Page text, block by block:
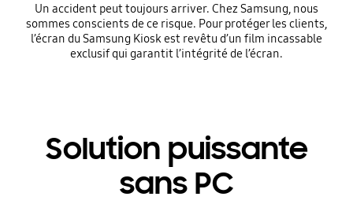
Un accident peut toujours arriver. Chez Samsung, nous
sommes conscients de ce risque. Pour protéger les clients,
l’écran du Samsung Kiosk est revêtu d’un film incassable
exclusif qui garantit l’intégrité de l’écran.
Solution puissante
sans PC